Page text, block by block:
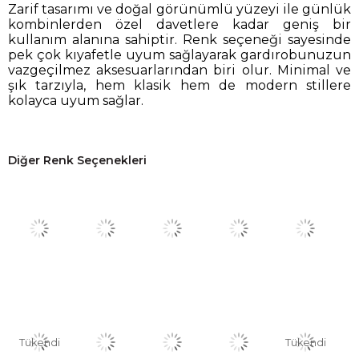
Zarif tasarımı ve doğal görünümlü yüzeyi ile günlük
kombinlerden özel davetlere kadar geniş bir
kullanım alanına sahiptir. Renk seçeneği sayesinde
pek çok kıyafetle uyum sağlayarak gardırobunuzun
vazgeçilmez aksesuarlarından biri olur. Minimal ve
şık tarzıyla, hem klasik hem de modern stillere
kolayca uyum sağlar.
Diğer Renk Seçenekleri
Tükendi Tükendi